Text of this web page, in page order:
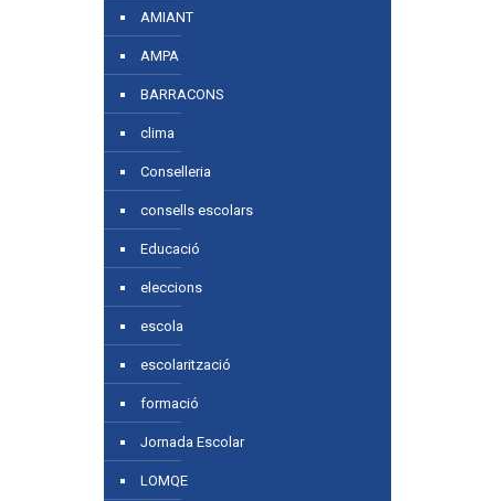
AMIANT
AMPA
BARRACONS
clima
Conselleria
consells escolars
Educació
eleccions
escola
escolarització
formació
Jornada Escolar
LOMQE